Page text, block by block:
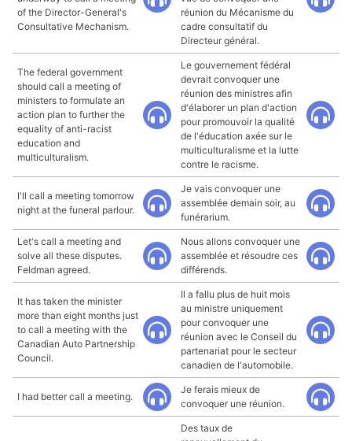
of the Director-General's
Consultative Mechanism.
réunion du Mécanisme du
cadre consultatif du
Directeur général.
The federal government
should call a meeting of
ministers to formulate an
action plan to further the
equality of anti-racist
education and
multiculturalism.
Le gouvernement fédéral
devrait convoquer une
réunion des ministres afin
d'élaborer un plan d'action
pour promouvoir la qualité
de l'éducation axée sur le
multiculturalisme et la lutte
contre le racisme.
I'll call a meeting tomorrow
night at the funeral parlour.
Je vais convoquer une
assemblée demain soir, au
funérarium.
Let's call a meeting and
solve all these disputes.
Feldman agreed.
Nous allons convoquer une
assemblée et résoudre ces
différends.
It has taken the minister
more than eight months just
to call a meeting with the
Canadian Auto Partnership
Council.
Il a fallu plus de huit mois
au ministre uniquement
pour convoquer une
réunion avec le Conseil du
partenariat pour le secteur
canadien de l'automobile.
I had better call a meeting.
Je ferais mieux de
convoquer une réunion.
Des taux de